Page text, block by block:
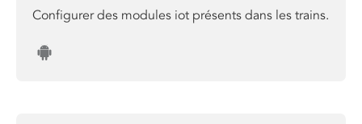
Configurer des modules iot présents dans les trains.